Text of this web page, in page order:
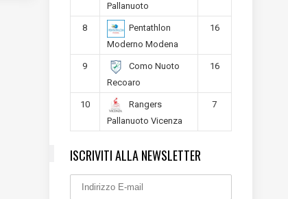
Pallanuoto
8
Pentathlon
Moderno Modena
16
9
Como Nuoto
Recoaro
16
10
Rangers
Pallanuoto Vicenza
7
ISCRIVITI ALLA NEWSLETTER